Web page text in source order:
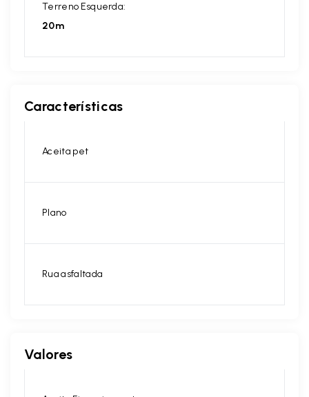
Terreno Esquerda:
20m
Características
Aceita pet
Plano
Rua asfaltada
Valores